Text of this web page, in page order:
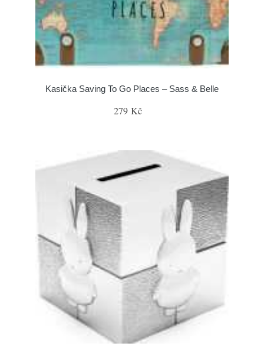
Kasička Saving To Go Places – Sass & Belle
279 Kč